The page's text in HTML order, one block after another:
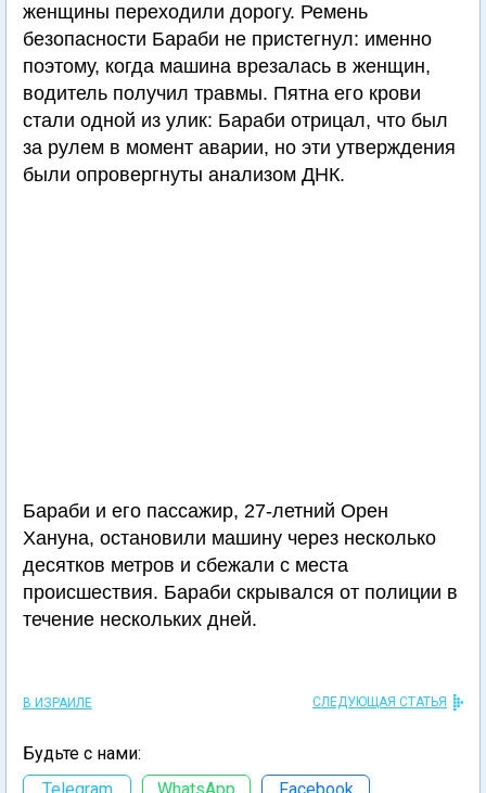
женщины переходили дорогу. Ремень
безопасности Бараби не пристегнул: именно
поэтому, когда машина врезалась в женщин,
водитель получил травмы. Пятна его крови
стали одной из улик: Бараби отрицал, что был
за рулем в момент аварии, но эти утверждения
были опровергнуты анализом ДНК.
Бараби и его пассажир, 27-летний Орен
Хануна, остановили машину через несколько
десятков метров и сбежали с места
происшествия. Бараби скрывался от полиции в
течение нескольких дней.
В ИЗРАИЛЕ СЛЕДУЮЩАЯ СТАТЬЯ
Будьте с нами:
Telegram
WhatsApp Facebook